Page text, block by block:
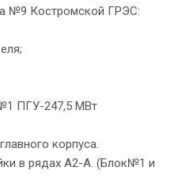
№9 Костромской ГРЭС:
ПГУ-247,5 МВт
корпуса.
в рядах А2-А. (Блок№1 и